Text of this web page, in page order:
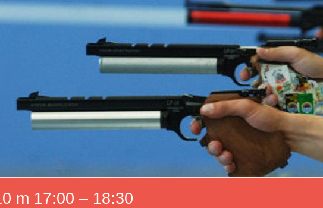
m 17:00 – 18:30